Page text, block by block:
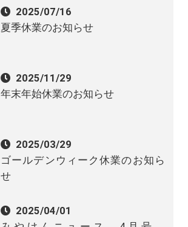
2025/07/16
夏季休業のお知らせ
2025/11/29
年末年始休業のお知らせ
2025/03/29
ゴールデンウィーク休業のお知ら
せ
2025/04/01